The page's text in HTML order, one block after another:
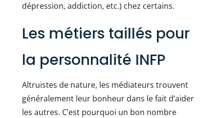
dépression, addiction, etc.) chez certains.
Les métiers taillés pour
la personnalité INFP
Altruistes de nature, les médiateurs trouvent
généralement leur bonheur dans le fait d’aider
les autres. C’est pourquoi un bon nombre